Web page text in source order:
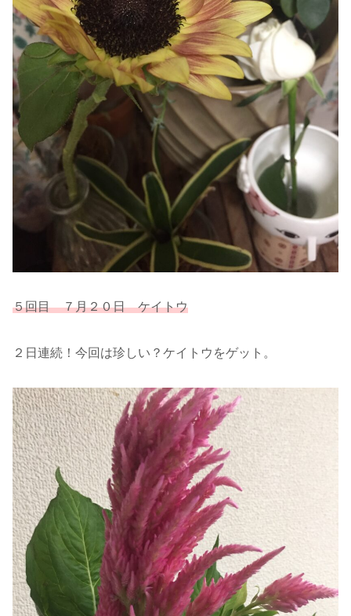
５回目 ７月２０日 ケイトウ
２日連続！今回は珍しい？ケイトウをゲット。